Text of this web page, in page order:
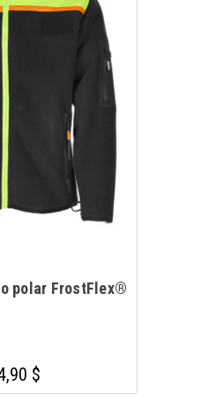
polar FrostFlex®
$